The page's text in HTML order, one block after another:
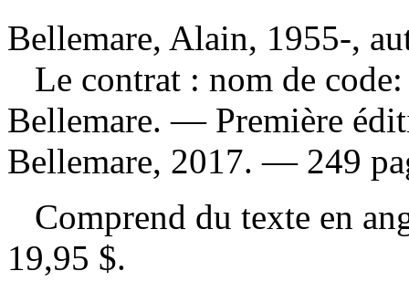
Bellemare, Alain, 1955-,
Le contrat : nom de
Bellemare. — Première
Bellemare, 2017. — 249
Comprend du texte en
19,95 $.